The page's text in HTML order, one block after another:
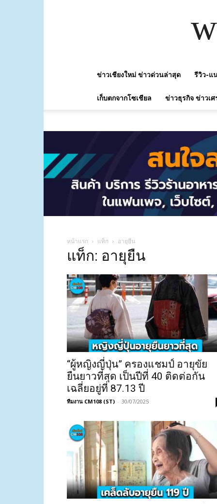
ข่าวเชียงใหม่ ข่าวด่วนล่าสุด รีวิว-แ
เก็บตกจากโซเชียล ข่าวธุรกิจ ข่าวเศ
หน้าแรก แท็ก อายุยืน
แท็ก: อายุยืน
“ผู้หญิงญี่ปุ่น” ครองแชมป์ อายุขัย
ยืนยาวที่สุด เป็นปีที่ 40 ติดต่อกัน
เฉลี่ยอยู่ที่ 87.13 ปี
ทีมงาน CM108 (ST) - 30/07/2025